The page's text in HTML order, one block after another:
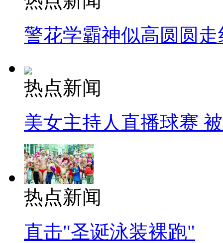
警花学霸神似高圆圆走
热点新闻
美女主持人直播球赛
热点新闻
直击"圣诞泳装裸跑"